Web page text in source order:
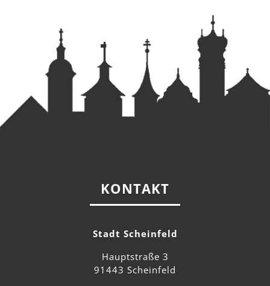
KONTAKT
Stadt Scheinfeld
Hauptstraße 3
91443 Scheinfeld